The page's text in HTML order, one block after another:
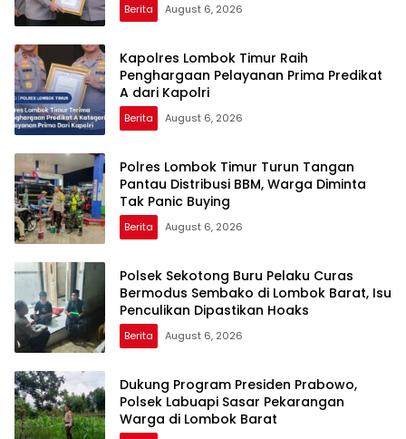
Berita August 6, 2026
Kapolres Lombok Timur Raih
Penghargaan Pelayanan Prima Predikat
A dari Kapolri
Berita August 6, 2026
Polres Lombok Timur Turun Tangan
Pantau Distribusi BBM, Warga Diminta
Tak Panic Buying
Berita August 6, 2026
Polsek Sekotong Buru Pelaku Curas
Bermodus Sembako di Lombok Barat, Isu
Penculikan Dipastikan Hoaks
Berita August 6, 2026
Dukung Program Presiden Prabowo,
Polsek Labuapi Sasar Pekarangan
Warga di Lombok Barat